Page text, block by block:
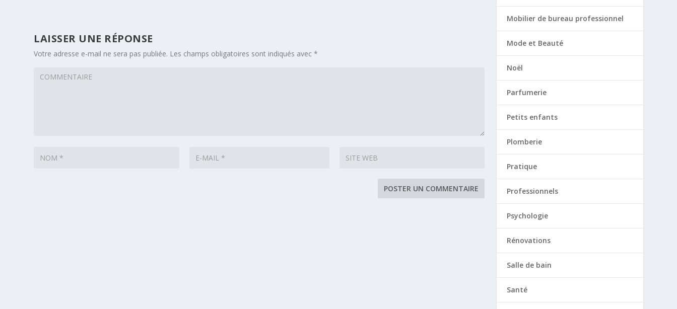
LAISSER UNE RÉPONSE
Votre adresse e-mail ne sera pas publiée. Les champs obligatoires sont indiqués avec*
Mobilier de bureau professionnel
Mode et Beauté
Noël
Parfumerie
Petits enfants
Plomberie
Pratique
Professionnels
Psychologie
Rénovations
Salle de bain
Santé